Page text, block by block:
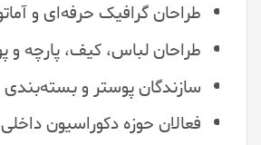
طراحان گرافیک حرفه‌ای و
طراحان لباس، کیف، پارچه و
سازندگان پوستر و بسته‌بندی
فعالان حوزه دکوراسیون داخلی